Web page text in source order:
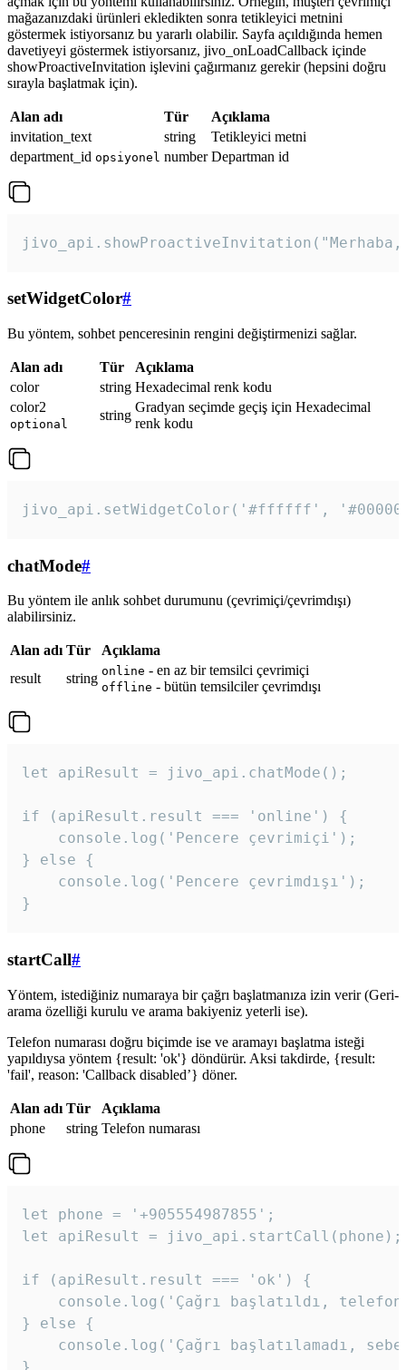
mağazanızdaki ürünleri ekledikten sonra tetikleyici metnini
göstermek istiyorsanız bu yararlı olabilir. Sayfa açıldığında hemen
davetiyeyi göstermek istiyorsanız, jivo_onLoadCallback içinde
showProactiveInvitation işlevini çağırmanız gerekir (hepsini doğru
sırayla başlatmak için).
Alan adı Tür
Açıklama
invitation_text
string
Tetikleyici metni
department_id opsiyonel number Departman id
setWidgetColor#
Bu yöntem, sohbet penceresinin rengini değiştirmenizi sağlar.
Alan adı Tür
Açıklama
color
string Hexadecimal renk kodu
color2
optional
string
Gradyan seçimde geçiş için Hexadecimal
renk kodu
jivo_api.setWidgetColor('#ffffff',
chatMode#
Bu yöntem ile anlık sohbet durumunu (çevrimiçi/çevrimdışı)
alabilirsiniz.
Alan adı Tür
Açıklama
result
string online - en az bir temsilci çevrimiçi
offline - bütün temsilciler çevrimdışı
let apiResult = jivo_api.chatMode();
if (apiResult.result === 'online') {
    console.log('Pencere çevrimiçi');
} else {
    console.log('Pencere çevrimdışı');
}
startCall#
Yöntem, istediğiniz numaraya bir çağrı başlatmanıza izin verir (Geri-
arama özelliği kurulu ve arama bakiyeniz yeterli ise).
Telefon numarası doğru biçimde ise ve aramayı başlatma isteği
yapıldıysa yöntem {result: 'ok'} döndürür. Aksi takdirde, {result:
'fail', reason: 'Callback disabled’} döner.
Alan adı Tür
Açıklama
phone
string Telefon numarası
let phone = '+905554987855';
let apiResult = jivo_api.startCall(phone);
if (apiResult.result === 'ok') {
console.log('Çağrı başlatıldı,
} else {
console.log('Çağrı başlatılamadı,